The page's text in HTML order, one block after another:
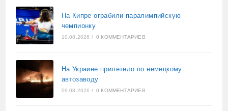
На Кипре ограбили паралимпийскую
чемпионку
10.08.2026 / 0 КОММЕНТАРИЕВ
На Украине прилетело по немецкому
автозаводу
09.08.2026 / 0 КОММЕНТАРИЕВ